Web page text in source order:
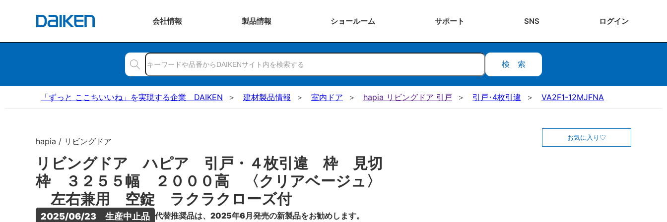
会社情報 製品情報 ショールーム サポート SNS ログイン
検索
「ずっと ここちいいね」を実現する企業 DAIKEN 建材製品情報 室内ドア hapia リビングドア 引戸 引戸･4枚引違 VA2F1-12MJFNA
hapia / リビングドア
リビングドア ハピア 引戸・４枚引違 枠 見切
枠 ３２５５幅 ２０００高 〈クリアベージュ〉
左右兼用 空錠 ラクラクローズ付
2025/06/23　生産中止品 代替推奨品は、2025年6月発売の新製品をお勧めします。
お気に入り